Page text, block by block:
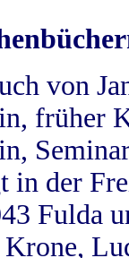
von
früher
in der
Fulda